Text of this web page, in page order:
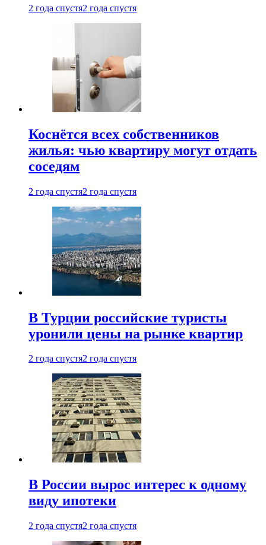
2 года спустя2 года спустя
Коснётся всех собственников
жилья: чью квартиру могут отдать
соседям
2 года спустя2 года спустя
В Турции российские туристы
уронили цены на рынке квартир
2 года спустя2 года спустя
В России вырос интерес к одному
виду ипотеки
2 года спустя2 года спустя